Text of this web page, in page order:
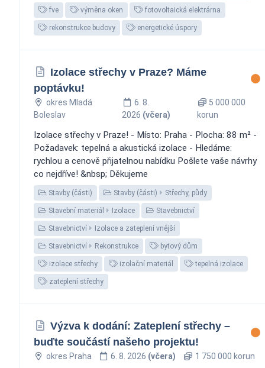
fve výměna oken fotovoltaická elektrárna
rekonstrukce budovy energetické úspory
Izolace střechy v Praze? Máme
poptávku!
okres Mladá
Boleslav
6. 8.
2026 (včera)
5 000 000
korun
Izolace střechy v Praze! - Místo: Praha - Plocha: 88 m² -
Požadavek: tepelná a akustická izolace - Hledáme:
rychlou a cenově přijatelnou nabídku Pošlete vaše návrhy
co nejdříve! &nbsp; Děkujeme
Stavby (části) Stavby (části) Střechy, půdy
Stavební materiál Izolace Stavebnictví
Stavebnictví Izolace a zateplení vnější
Stavebnictví Rekonstrukce bytový dům
izolace střechy izolační materiál tepelná izolace
zateplení střechy
Výzva k dodání: Zateplení střechy –
buďte součástí našeho projektu! ️
okres Praha 6. 8. 2026 (včera) 1 750 000 korun